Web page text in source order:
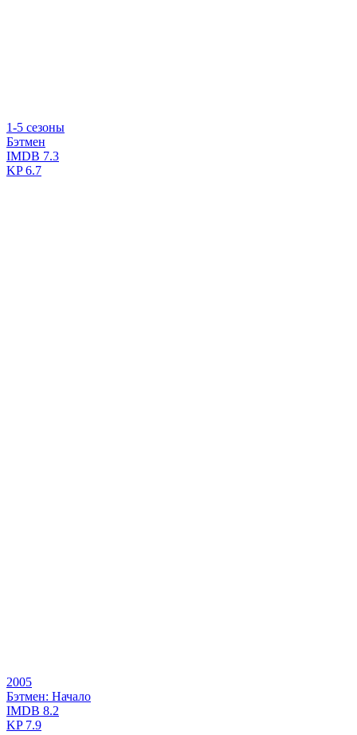
1-5 сезоны
Бэтмен
IMDB 7.3
KP6.7
2005
Бэтмен: Начало
IMDB 8.2
KP7.9